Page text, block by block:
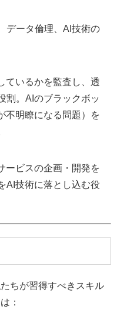
データ倫理、AI技術の
ているかを監査し、透
割。AIのブラックボッ
不明瞭になる問題）を
ービスの企画・開発を
AI技術に落とし込む役
ちが習得すべきスキル
：